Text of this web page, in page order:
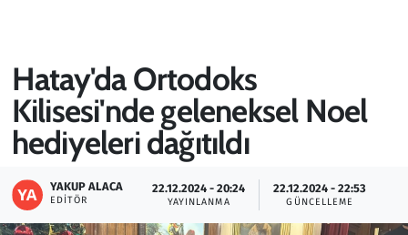
Hatay'da Ortodoks
Kilisesi'nde geleneksel Noel
hediyeleri dağıtıldı
YAKUP ALACA
EDITÖR
22.12.2024 - 20:24
YAYINLANMA
22.12.2024 - 22:53
GÜNCELLEME
Haber
Kültür Sanat